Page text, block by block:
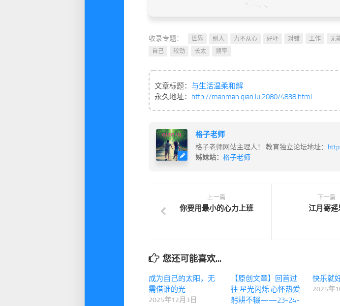
收录专题： 世界 别人 力不从心 好坏 对错 工作 无
自己
较劲 长太 频率
文章标题： 与生活温柔和解
永久地址： http://manman.qian.lu:2080/4838.html
格子老师
格子老师网站主理人！ 教育独立论坛地址：
姊妹站： 格子老师
下一篇
江月寄遥
上一篇
你要用最小的心力上班
您还可能喜欢...
成为自己的太阳，无
需借谁的光
2025年12月3日
【原创文章】回首过
往 星光闪烁 心怀热爱
躬耕不辍——23-24-
快乐就
2025年